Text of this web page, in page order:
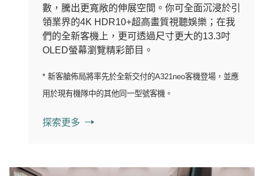
數，騰出更寬敞的伸展空間。你可全面沉浸於引
領業界的4K HDR10+超高畫質視聽娛樂；在我
們的全新客機上，更可透過尺寸更大的13.3吋
OLED螢幕瀏覽精彩節目。
* 新客艙佈局將率先於全新交付的A321neo客機登場，並應
用於現有機隊中的其他同一型號客機。
探索更多